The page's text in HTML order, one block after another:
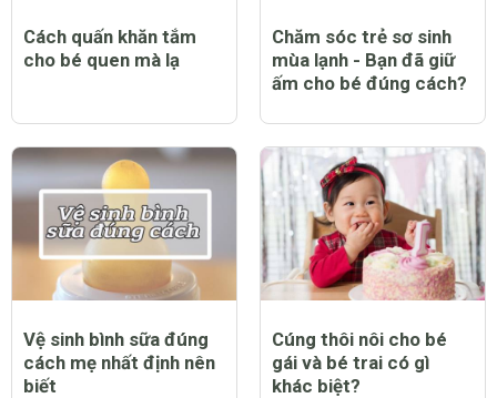
Cách quấn khăn tắm
cho bé quen mà lạ
Chăm sóc trẻ sơ sinh
mùa lạnh - Bạn đã giữ
ấm cho bé đúng cách?
Vệ sinh bình sữa đúng
cách mẹ nhất định nên
biết
Cúng thôi nôi cho bé
gái và bé trai có gì
khác biệt?